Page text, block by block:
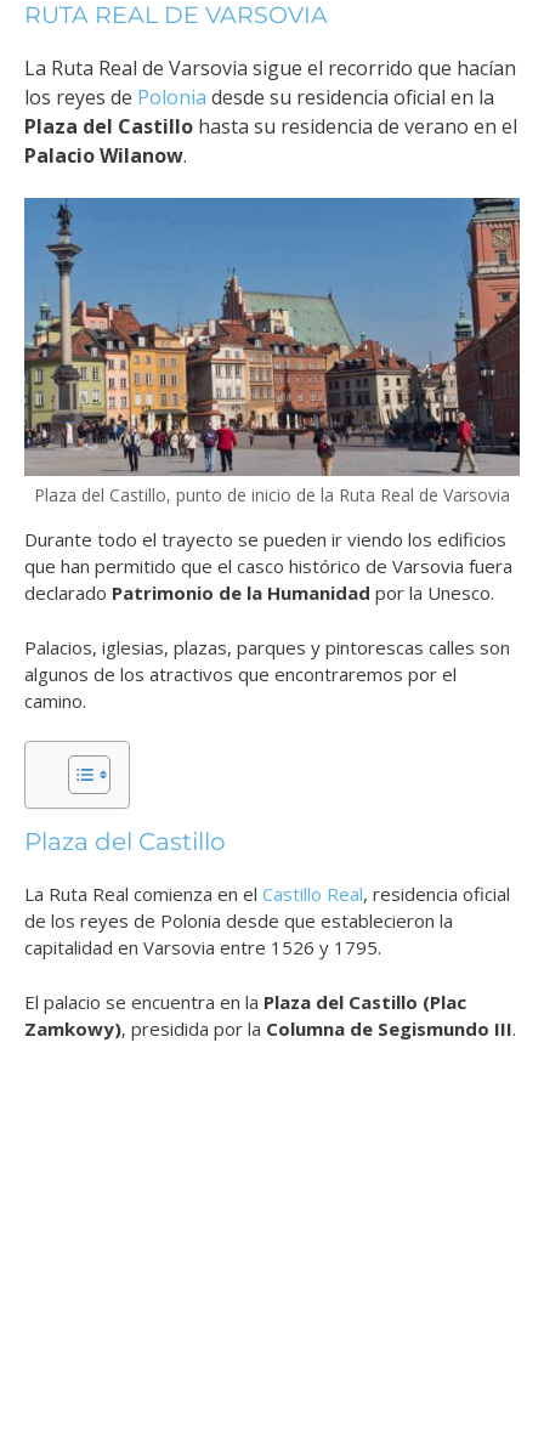
RUTA REAL DE VARSOVIA
La Ruta Real de Varsovia sigue el recorrido que hacían
los reyes de Polonia desde su residencia oficial en la
Plaza del Castillo hasta su residencia de verano en el
Palacio Wilanow.
Plaza del Castillo, punto de inicio de la Ruta Real de Varsovia
Durante todo el trayecto se pueden ir viendo los edificios
que han permitido que el casco histórico de Varsovia fuera
declarado Patrimonio de la Humanidad por la Unesco.
Palacios, iglesias, plazas, parques y pintorescas calles son
algunos de los atractivos que encontraremos por el
camino.
Plaza del Castillo
La Ruta Real comienza en el Castillo Real, residencia oficial
de los reyes de Polonia desde que establecieron la
capitalidad en Varsovia entre 1526 y 1795.
El palacio se encuentra en la Plaza del Castillo (Plac
Zamkowy), presidida por la Columna de Segismundo III.